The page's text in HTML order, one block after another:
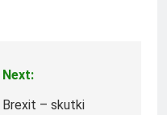
Next:
Brexit – skutki